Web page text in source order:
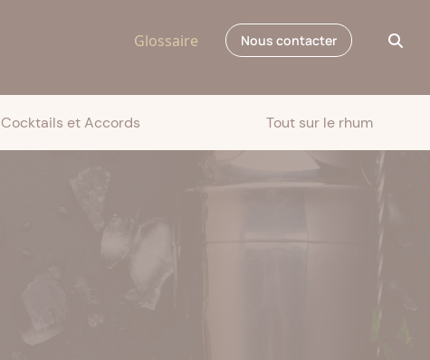
Glossaire Nous contacter
Cocktails et Accords Tout sur le rhum